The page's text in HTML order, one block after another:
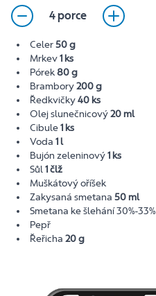
4 porce
Celer50 g
Mrkev1 ks
Pórek80 g
Brambory200 g
Ředkvičky40 ks
Olej slunečnicový20 ml
Cibule1 ks
Voda 1 l
Bujón zeleninový1 ks
Sůl1 člž
Muškátový oříšek
Zakysaná smetana 50 ml
Smetana ke šlehání 30%-33%
Pepř
Řeřicha 20 g